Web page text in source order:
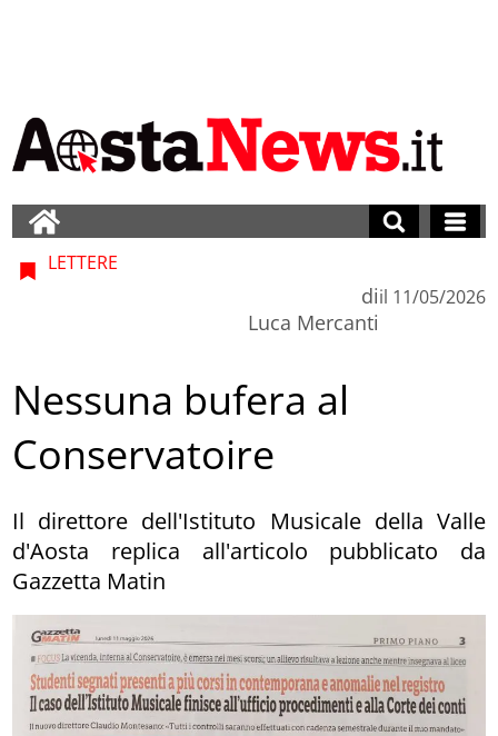
LETTERE
di
Luca Mercanti
il 11/05/2026
Nessuna bufera al
Conservatoire
Il direttore dell'Istituto Musicale della Valle
d'Aosta replica all'articolo pubblicato da
Gazzetta Matin